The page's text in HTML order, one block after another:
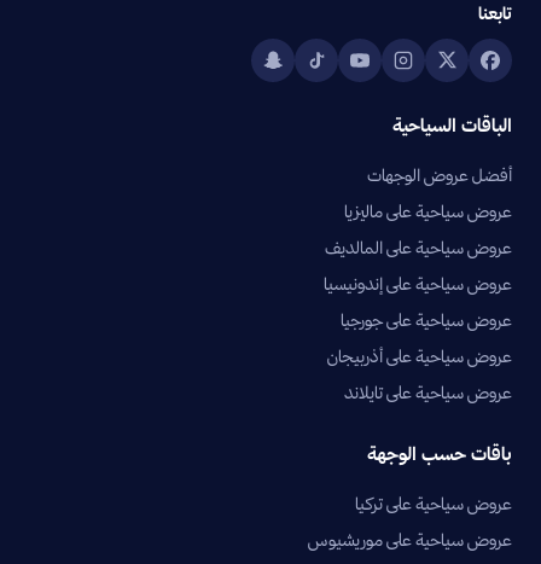
تابعنا
الباقات السياحية
أفضل عروض الوجهات
عروض سياحية على ماليزيا
عروض سياحية على المالديف
عروض سياحية على إندونيسيا
عروض سياحية على جورجيا
عروض سياحية على أذربيجان
عروض سياحية على تايلاند
باقات حسب الوجهة
عروض سياحية على تركيا
عروض سياحية على موريشيوس